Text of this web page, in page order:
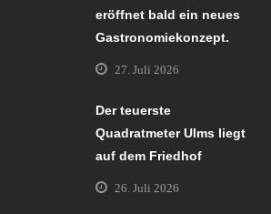
eröffnet bald ein neues
Gastronomiekonzept.
27. Juli 2026
Der teuerste
Quadratmeter Ulms liegt
auf dem Friedhof
26. Juli 2026